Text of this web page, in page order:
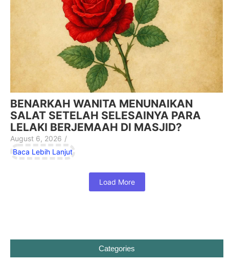
BENARKAH WANITA MENUNAIKAN
SALAT SETELAH SELESAINYA PARA
LELAKI BERJEMAAH DI MASJID?
August 6, 2026 /
Baca Lebih Lanjut
Load More
Categories